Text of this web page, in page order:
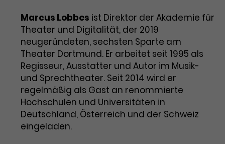
Marcus Lobbes ist Direktor der Akademie für
Theater und Digitalität, der 2019
neugeründeten, sechsten Sparte am
Theater Dortmund. Er arbeitet seit 1995 als
Regisseur, Ausstatter und Autor im Musik-
und Sprechtheater. Seit 2014 wird er
regelmäßig als Gast an renommierte
Hochschulen und Universitäten in
Deutschland, Österreich und der Schweiz
eingeladen.